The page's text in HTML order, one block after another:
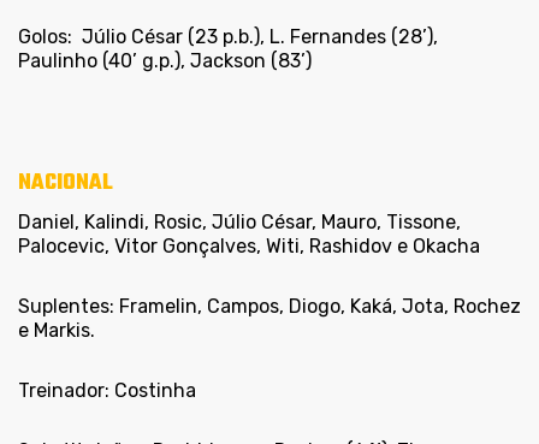
Golos: Júlio César (23 p.b.), L. Fernandes (28’),
Paulinho (40’ g.p.), Jackson (83’)
NACIONAL
Daniel, Kalindi, Rosic, Júlio César, Mauro, Tissone,
Palocevic, Vitor Gonçalves, Witi, Rashidov e Okacha
Suplentes: Framelin, Campos, Diogo, Kaká, Jota, Rochez
e Markis.
Treinador: Costinha